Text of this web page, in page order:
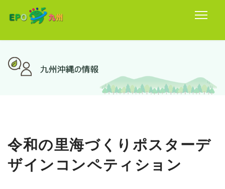
令和の里海づくりポスターデ
ザインコンペティション